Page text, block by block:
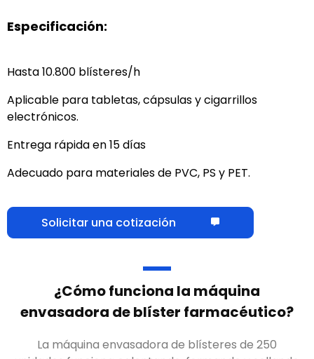
Aplicable para tabletas, cápsulas y cigarrillos
Solicitar una cotización
¿Cómo funciona la máquina